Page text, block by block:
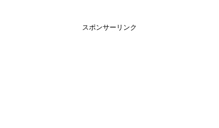
スポンサーリンク